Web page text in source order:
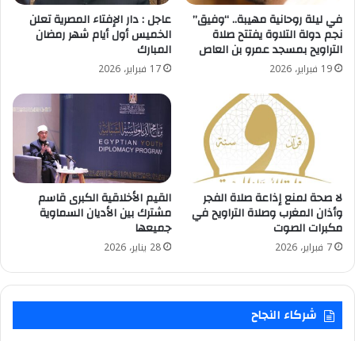
في ليلة روحانية مهيبة.. “وفيق”
نجم دولة التلاوة يفتتح صلاة
التراويح بمسجد عمرو بن العاص
19 فبراير، 2026
عاجل : دار الإفتاء المصرية تعلن
الخميس أول أيام شهر رمضان
المبارك
17 فبراير، 2026
لا صحة لمنع إذاعة صلاة الفجر
وأذان المغرب وصلاة التراويح في
مكبرات الصوت
7 فبراير، 2026
القيم الأخلاقية الكبرى قاسم
مشترك بين الأديان السماوية
جميعها
28 يناير، 2026
شركاء النجاح